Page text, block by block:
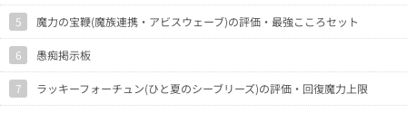
5 魔力の宝鞭(魔族連携・アビスウェーブ)の評価・最強こころセット
6 愚痴掲示板
7 ラッキーフォーチュン(ひと夏のシーブリーズ)の評価・回復魔力上限